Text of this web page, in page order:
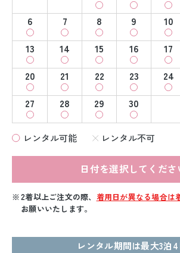
6
7 8 9 10
13
14 15 16 17
20
21 22 23 24
27
28 29 30
レンタル可能 レンタル不可
日付を選択してくださ
2着以上ご注文の際、 着用日が異なる場合は
お願いいたします。
レンタル期間は最大3泊4